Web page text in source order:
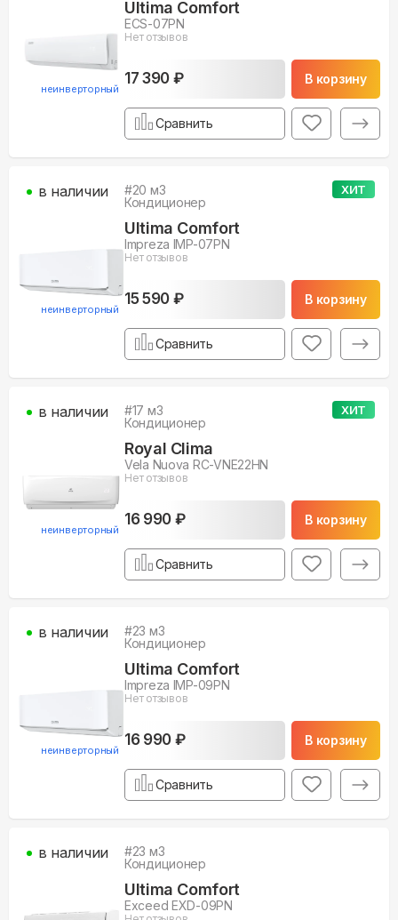
неинверторный
Ultima Comfort
ECS-07PN
Нет отзывов
17 390 ₽ В корзину
Сравнить
ХИТ
неинверторный
#20 м3
Кондиционер
Ultima Comfort
Impreza IMP-07PN
Нет отзывов
15 590 ₽ В корзину
в наличии
Сравнить
ХИТ
неинверторный
#17 м3
Кондиционер
Royal Clima
Vela Nuova RC-VNE22HN
Нет отзывов
16 990 ₽ В корзину
в наличии
Сравнить
неинверторный
#23 м3
Кондиционер
Ultima Comfort
Impreza IMP-09PN
Нет отзывов
16 990 ₽ В корзину
в наличии
Сравнить
#23 м3
Кондиционер
Ultima Comfort
Exceed EXD-09PN
в наличии